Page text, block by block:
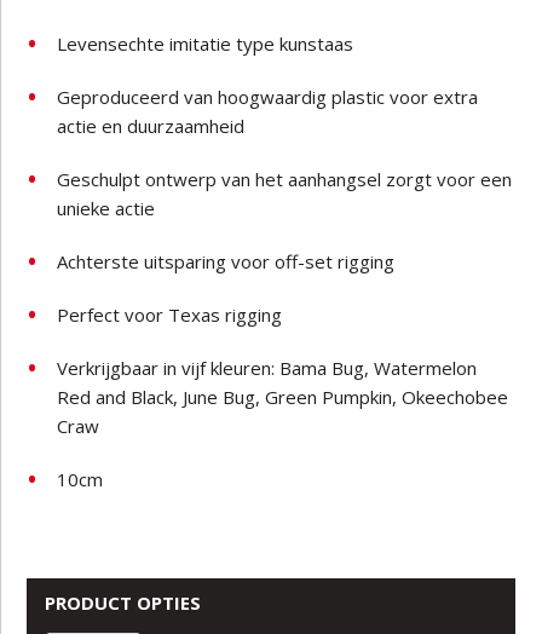
Levensechte imitatie type kunstaas
Geproduceerd van hoogwaardig plastic voor extra
actie en duurzaamheid
Geschulpt ontwerp van het aanhangsel zorgt voor een
unieke actie
Achterste uitsparing voor off-set rigging
Perfect voor Texas rigging
Verkrijgbaar in vijf kleuren: Bama Bug, Watermelon
Red and Black, June Bug, Green Pumpkin, Okeechobee
Craw
10cm
PRODUCT OPTIES